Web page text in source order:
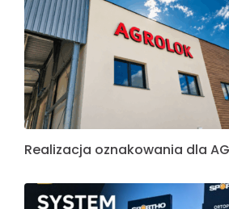
Realizacja oznakowania dla